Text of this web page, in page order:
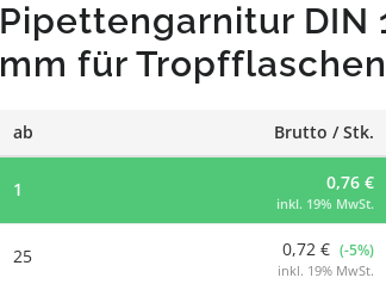
Pipettengarnitur DIN
mm für
ab Brutto / Stk.
1 0,76 €
inkl. 19% MwSt.
25 0,72 € (-5%)
inkl. 19% MwSt.